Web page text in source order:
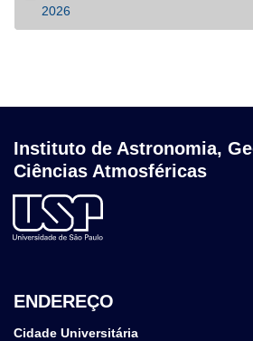
2026
Instituto de Astronomia,
Ciências Atmosféricas
ENDEREÇO
Cidade Universitária